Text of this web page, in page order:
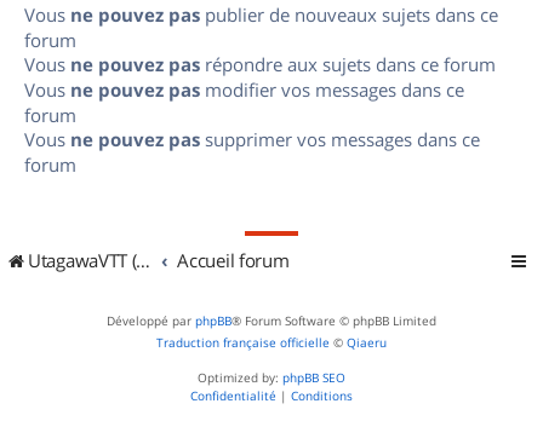
Vous ne pouvez pas publier de nouveaux sujets dans ce
forum
Vous ne pouvez pas répondre aux sujets dans ce forum
Vous ne pouvez pas modifier vos messages dans ce
forum
Vous ne pouvez pas supprimer vos messages dans ce
forum
UtagawaVTT (Randos VTT et VTTAE avec traces GPS) Accueil forum
Développé par phpBB® Forum Software © phpBB Limited
Traduction française officielle © Qiaeru
Optimized by: phpBB SEO
Confidentialité | Conditions